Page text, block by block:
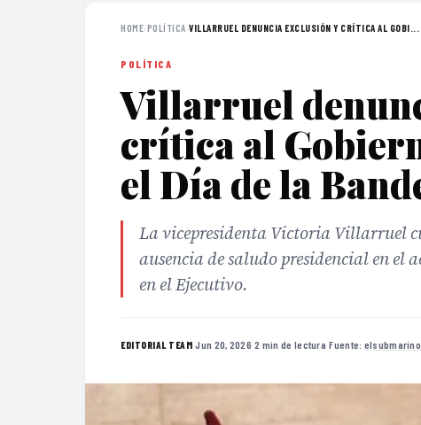
HOME›POLÍTICA›VILLARRUEL DENUNCIA EXCLUSIÓN Y CRÍTICA AL GOBI...
POLÍTICA
Villarruel
crítica al
el Día de la
La vicepresidenta Victoria Villarruel
ausencia de saludo presidencial en
en el Ejecutivo.
EDITORIAL TEAM·Jun 20, 2026·2 min de lectura·Fuente: